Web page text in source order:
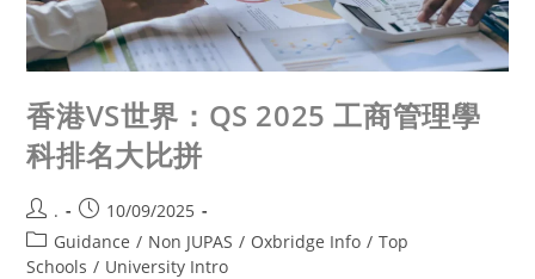
香港VS世界：QS 2025 工商管理學
科排名大比拼
.
10/09/2025
Guidance / Non JUPAS / Oxbridge Info / Top
Schools / University Intro